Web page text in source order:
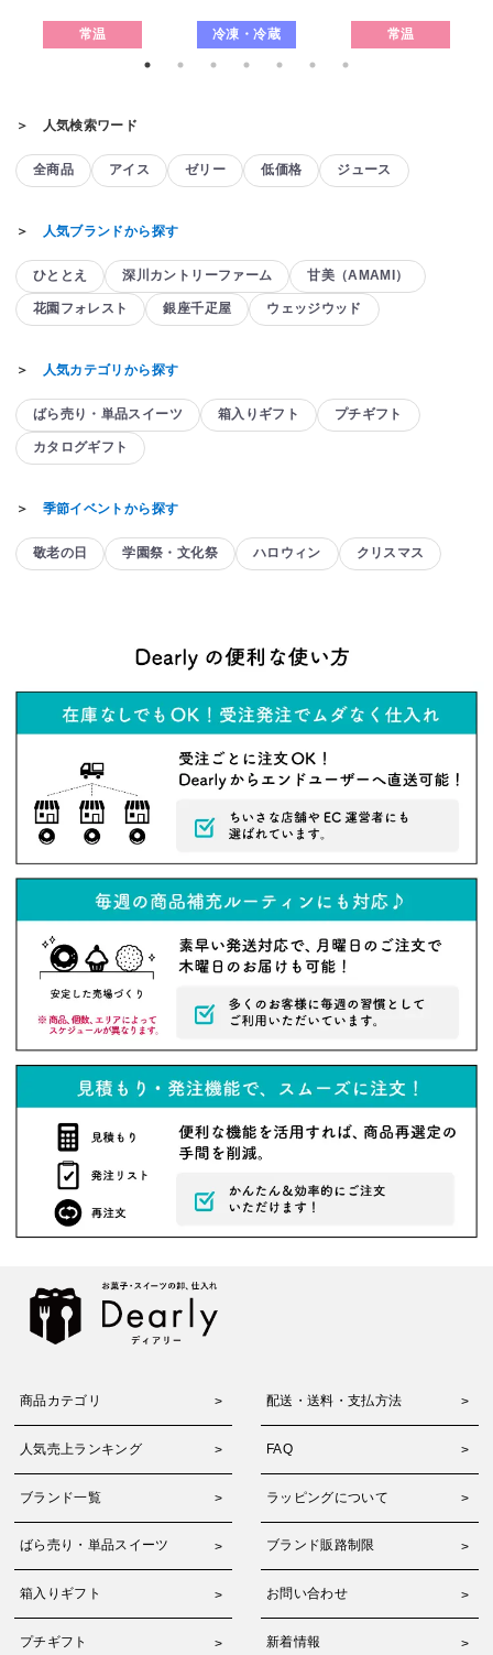
常温 冷凍・冷蔵 常温
＞ 人気検索ワード
全商品 アイス ゼリー 低価格 ジュース
＞ 人気ブランドから探す
ひととえ 深川カントリーファーム 甘美（AMAMI）
花園フォレスト 銀座千疋屋 ウェッジウッド
＞ 人気カテゴリから探す
ばら売り・単品スイーツ 箱入りギフト プチギフト
カタログギフト
＞ 季節イベントから探す
敬老の日 学園祭・文化祭 ハロウィン クリスマス
商品カテゴリ 配送・送料・支払方法
人気売上ランキング FAQ
ブランド一覧 ラッピングについて
ばら売り・単品スイーツ ブランド販路制限
箱入りギフト お問い合わせ
プチギフト 新着情報